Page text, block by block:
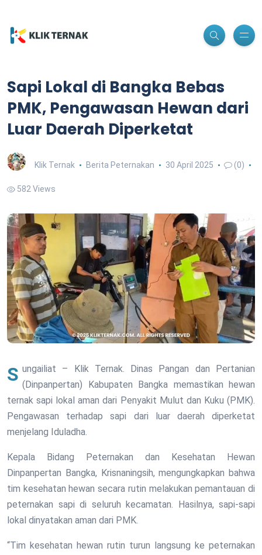
Sapi Lokal di Bangka Bebas
PMK, Pengawasan Hewan dari
Luar Daerah Diperketat
Klik Ternak Berita Peternakan 30 April 2025 (0)
582 Views
Sungailiat – Klik Ternak. Dinas Pangan dan Pertanian (Dinpanpertan) Kabupaten Bangka memastikan hewan
ternak sapi lokal aman dari Penyakit Mulut dan Kuku (PMK).
Pengawasan terhadap sapi dari luar daerah diperketat
menjelang Iduladha.
Kepala Bidang Peternakan dan Kesehatan Hewan
Dinpanpertan Bangka, Krisnaningsih, mengungkapkan bahwa
tim kesehatan hewan secara rutin melakukan pemantauan di
peternakan sapi di seluruh kecamatan. Hasilnya, sapi-sapi
lokal dinyatakan aman dari PMK.
“Tim kesehatan hewan rutin turun langsung ke peternakan